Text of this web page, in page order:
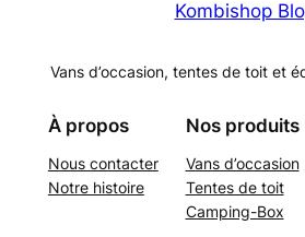
Kombishop
Vans d’occasion, tentes de toit et
À propos
Nous contacter
Notre histoire
Nos produits
Vans d’occasion
Tentes de toit
Camping-Box